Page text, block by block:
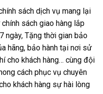
sách dịch vụ mang lại
sách giao hàng lắp
ngày, Tặng thời gian bảo
hãng, bảo hành tại nơi sử
cho khách hàng… cùng đội
cách phục vụ chuyên
khách hàng sự hài lòng